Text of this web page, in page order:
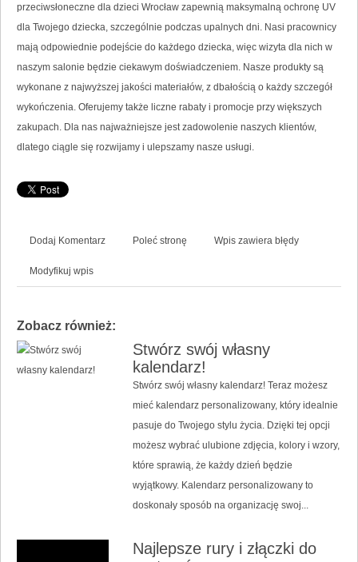
przeciwsłoneczne dla dzieci Wrocław zapewnią maksymalną ochronę UV
dla Twojego dziecka, szczególnie podczas upalnych dni. Nasi pracownicy
mają odpowiednie podejście do każdego dziecka, więc wizyta dla nich w
naszym salonie będzie ciekawym doświadczeniem. Nasze produkty są
wykonane z najwyższej jakości materiałów, z dbałością o każdy szczegół
wykończenia. Oferujemy także liczne rabaty i promocje przy większych
zakupach. Dla nas najważniejsze jest zadowolenie naszych klientów,
dlatego ciągle się rozwijamy i ulepszamy nasze usługi.
Dodaj Komentarz Poleć stronę Wpis zawiera błędy
Modyfikuj wpis
Zobacz również:
Stwórz swój własny
kalendarz!
Stwórz swój własny kalendarz! Teraz możesz
mieć kalendarz personalizowany, który idealnie
pasuje do Twojego stylu życia. Dzięki tej opcji
możesz wybrać ulubione zdjęcia, kolory i wzory,
które sprawią, że każdy dzień będzie
wyjątkowy. Kalendarz personalizowany to
doskonały sposób na organizację swoj...
Najlepsze rury i złączki do